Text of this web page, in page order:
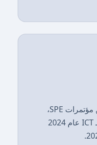
عروض من منتدى ICT ومن مؤتمرات SPE،
بما في ذلك كلمة هيوستن لـ ICT عام 2024